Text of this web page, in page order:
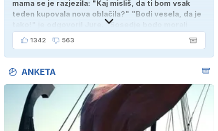
mama se je razjezila: "Kaj misliš, da ti bom vsak
teden kupovala nova oblačila?" "Bodi vesela, da je
tako!" je odgovoril Jure. "Sosedje bodo morali
kupiti novega sina, tako sem ga prebutal!"
1342 563
ANKETA